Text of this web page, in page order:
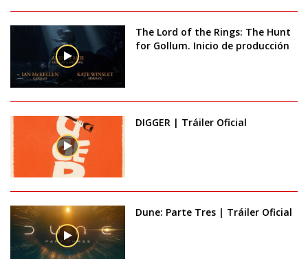
The Lord of the Rings: The Hunt
for Gollum. Inicio de producción
DIGGER | Tráiler Oficial
Dune: Parte Tres | Tráiler Oficial